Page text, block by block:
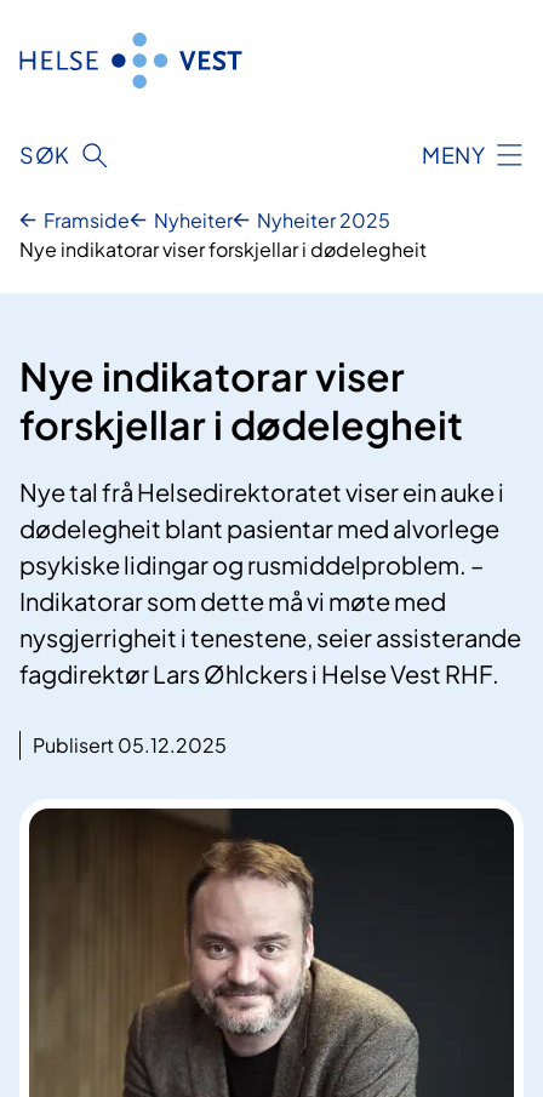
innhald
SØK MENY
Framside Nyheiter
Nyheiter 2025
Nye indikatorar viser forskjellar i dødelegheit
Nye indikatorar viser
forskjellar i dødelegheit
Nye tal frå Helsedirektoratet viser ein auke i
dødelegheit blant pasientar med alvorlege
psykiske lidingar og rusmiddelproblem. –
Indikatorar som dette må vi møte med
nysgjerrigheit i tenestene, seier assisterande
fagdirektør Lars Øhlckers i Helse Vest RHF.
Publisert 05.12.2025